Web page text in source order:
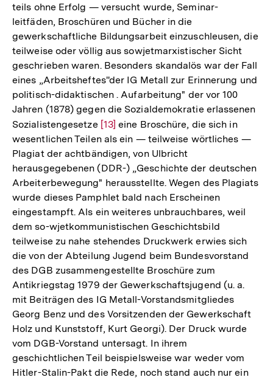
teils ohne Erfolg — versucht wurde, Seminar-
leitfäden, Broschüren und Bücher in die
gewerkschaftliche Bildungsarbeit einzuschleusen, die
teilweise oder völlig aus sowjetmarxistischer Sicht
geschrieben waren. Besonders skandalös war der Fall
eines „Arbeitsheftes''der IG Metall zur Erinnerung und
politisch-didaktischen . Aufarbeitung" der vor 100
Jahren (1878) gegen die Sozialdemokratie erlassenen
Sozialistengesetze Zur
Auflösung
der
Fußnote
[13] eine Broschüre, die sich in
wesentlichen Teilen als ein — teilweise wörtliches —
Plagiat der achtbändigen, von Ulbricht
herausgegebenen (DDR-) „Geschichte der deutschen
Arbeiterbewegung" herausstellte. Wegen des Plagiats
wurde dieses Pamphlet bald nach Erscheinen
eingestampft. Als ein weiteres unbrauchbares, weil
dem so-wjetkommunistischen Geschichtsbild
teilweise zu nahe stehendes Druckwerk erwies sich
die von der Abteilung Jugend beim Bundesvorstand
des DGB zusammengestellte Broschüre zum
Antikriegstag 1979 der Gewerkschaftsjugend (u. a.
mit Beiträgen des IG Metall-Vorstandsmitgliedes
Georg Benz und des Vorsitzenden der Gewerkschaft
Holz und Kunststoff, Kurt Georgi). Der Druck wurde
vom DGB-Vorstand untersagt. In ihrem
geschichtlichen Teil beispielsweise war weder vom
Hitler-Stalin-Pakt die Rede, noch stand auch nur ein